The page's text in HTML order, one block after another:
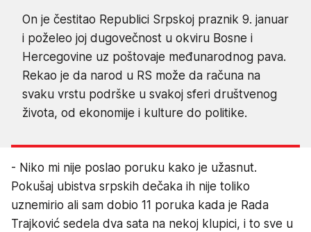
On je čestitao Republici Srpskoj praznik 9. januar
i poželeo joj dugovečnost u okviru Bosne i
Hercegovine uz poštovaje međunarodnog pava.
Rekao je da narod u RS može da računa na
svaku vrstu podrške u svakoj sferi društvenog
života, od ekonomije i kulture do politike.
- Niko mi nije poslao poruku kako je užasnut.
Pokušaj ubistva srpskih dečaka ih nije toliko
uznemirio ali sam dobio 11 poruka kada je Rada
Trajković sedela dva sata na nekoj klupici, i to sve u